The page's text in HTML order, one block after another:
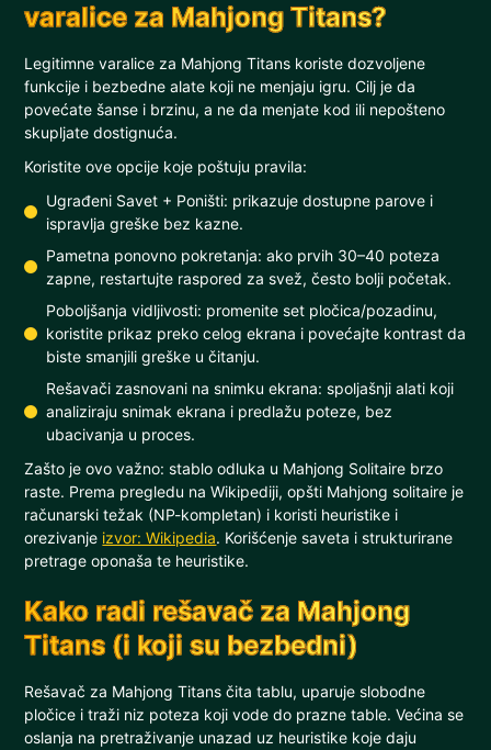
varalice za Mahjong Titans?
Legitimne varalice za Mahjong Titans koriste dozvoljene
funkcije i bezbedne alate koji ne menjaju igru. Cilj je da
povećate šanse i brzinu, a ne da menjate kod ili nepošteno
skupljate dostignuća.
Koristite ove opcije koje poštuju pravila:
Ugrađeni Savet + Poništi: prikazuje dostupne parove i
ispravlja greške bez kazne.
Pametna ponovno pokretanja: ako prvih 30–40 poteza
zapne, restartujte raspored za svež, često bolji početak.
Poboljšanja vidljivosti: promenite set pločica/pozadinu,
koristite prikaz preko celog ekrana i povećajte kontrast da
biste smanjili greške u čitanju.
Rešavači zasnovani na snimku ekrana: spoljašnji alati koji
analiziraju snimak ekrana i predlažu poteze, bez
ubacivanja u proces.
Zašto je ovo važno: stablo odluka u Mahjong Solitaire brzo
raste. Prema pregledu na Wikipediji, opšti Mahjong solitaire je
računarski težak (NP-kompletan) i koristi heuristike i
orezivanje izvor: Wikipedia. Korišćenje saveta i strukturirane
pretrage oponaša te heuristike.
Kako radi rešavač za Mahjong
Titans (i koji su bezbedni)
Rešavač za Mahjong Titans čita tablu, uparuje slobodne
pločice i traži niz poteza koji vode do prazne table. Većina se
oslanja na pretraživanje unazad uz heuristike koje daju